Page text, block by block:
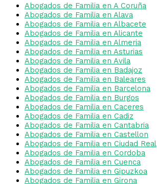
Abogados de Familia en A Coruña
Abogados de Familia en Alava
Abogados de Familia en Albacete
Abogados de Familia en Alicante
Abogados de Familia en Almeria
Abogados de Familia en Asturias
Abogados de Familia en Avila
Abogados de Familia en Badajoz
Abogados de Familia en Baleares
Abogados de Familia en Barcelona
Abogados de Familia en Burgos
Abogados de Familia en Caceres
Abogados de Familia en Cadiz
Abogados de Familia en Cantabria
Abogados de Familia en Castellon
Abogados de Familia en Ciudad Real
Abogados de Familia en Cordoba
Abogados de Familia en Cuenca
Abogados de Familia en Gipuzkoa
Abogados de Familia en Girona